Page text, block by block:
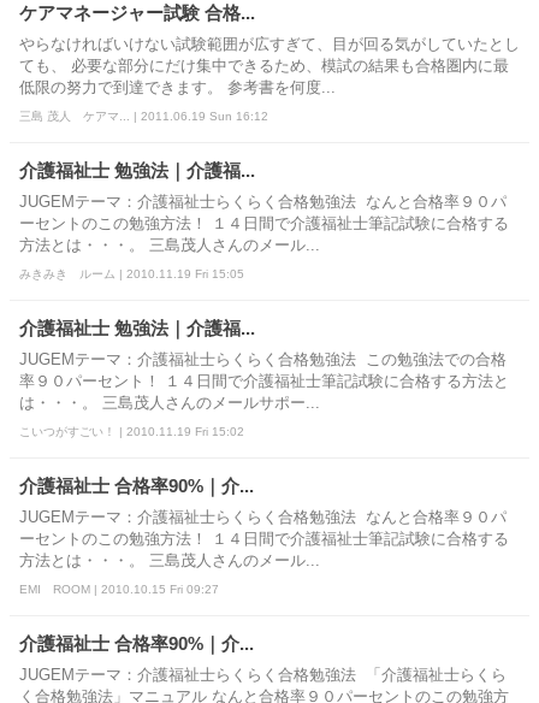
ケアマネージャー試験 合格...
やらなければいけない試験範囲が広すぎて、目が回る気がしていたとし
ても、 必要な部分にだけ集中できるため、模試の結果も合格圏内に最
低限の努力で到達できます。 参考書を何度...
三島 茂人 ケアマ... | 2011.06.19 Sun 16:12
介護福祉士 勉強法｜介護福...
JUGEMテーマ：介護福祉士らくらく合格勉強法 なんと合格率９０パ
ーセントのこの勉強方法！ １４日間で介護福祉士筆記試験に合格する
方法とは・・・。 三島茂人さんのメール...
みきみき ルーム | 2010.11.19 Fri 15:05
介護福祉士 勉強法｜介護福...
JUGEMテーマ：介護福祉士らくらく合格勉強法 この勉強法での合格
率９０パーセント！ １４日間で介護福祉士筆記試験に合格する方法と
は・・・。 三島茂人さんのメールサポー...
こいつがすごい！ | 2010.11.19 Fri 15:02
介護福祉士 合格率90%｜介...
JUGEMテーマ：介護福祉士らくらく合格勉強法 なんと合格率９０パ
ーセントのこの勉強方法！ １４日間で介護福祉士筆記試験に合格する
方法とは・・・。 三島茂人さんのメール...
EMI ROOM | 2010.10.15 Fri 09:27
介護福祉士 合格率90%｜介...
JUGEMテーマ：介護福祉士らくらく合格勉強法 「介護福祉士らくら
く合格勉強法」マニュアル なんと合格率９０パーセントのこの勉強方